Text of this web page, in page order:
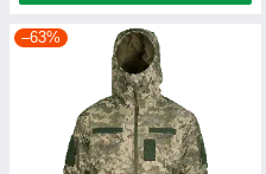
–63%